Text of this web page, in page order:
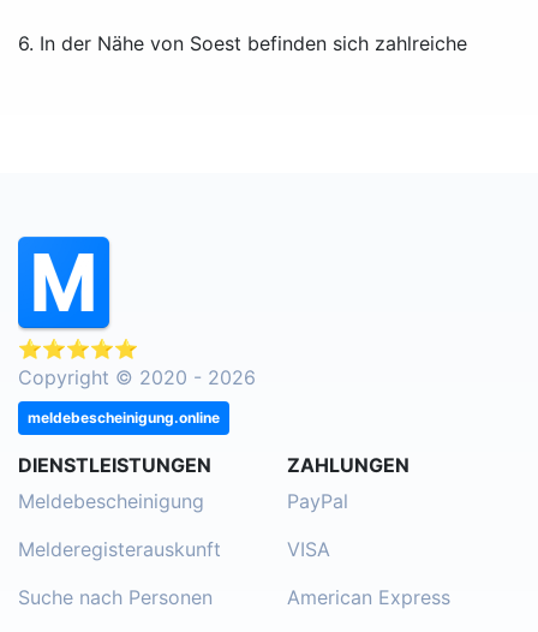
6. In der Nähe von Soest befinden sich zahlreiche
⭐⭐⭐⭐⭐
Copyright © 2020 - 2026
meldebescheinigung.online
DIENSTLEISTUNGEN
Meldebescheinigung
Melderegisterauskunft
Suche nach Personen
ZAHLUNGEN
PayPal
VISA
American Express